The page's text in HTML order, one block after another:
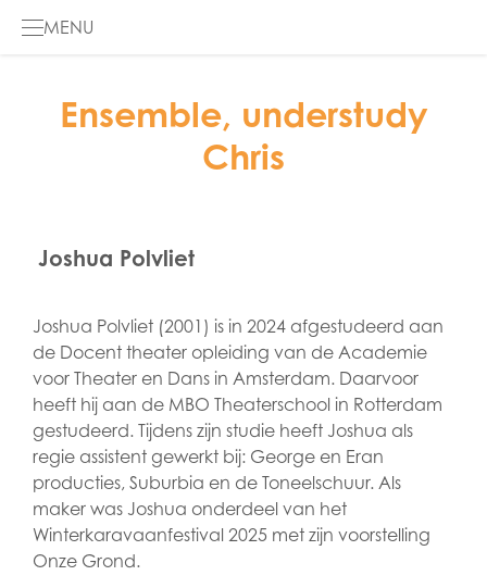
MENU
HOME
DE MUSICAL
INFO
DE PODCAST
ENGLISH
Ensemble, understudy
Chris
Joshua Polvliet
Joshua Polvliet (2001) is in 2024 afgestudeerd aan
de Docent theater opleiding van de Academie
voor Theater en Dans in Amsterdam. Daarvoor
heeft hij aan de MBO Theaterschool in Rotterdam
gestudeerd. Tijdens zijn studie heeft Joshua als
regie assistent gewerkt bij: George en Eran
producties, Suburbia en de Toneelschuur. Als
maker was Joshua onderdeel van het
Winterkaravaanfestival 2025 met zijn voorstelling
Onze Grond.